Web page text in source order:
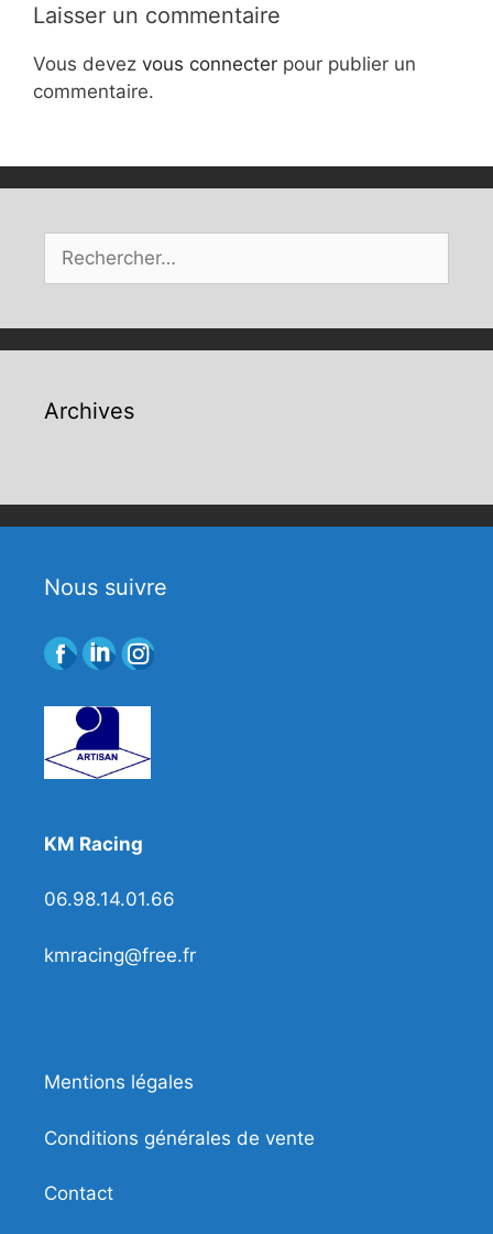
Laisser un commentaire
Vous devez vous connecter pour publier un
commentaire.
Rechercher :
Archives
Nous suivre
KM Racing
06.98.14.01.66
kmracing@free.fr
Mentions légales
Conditions générales de vente
Contact